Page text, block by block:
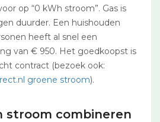
op “0 kWh stroom”. Gas is
duurder. Een huishouden
heeft al snel een
van € 950. Het goedkoopst is
contract (bezoek ook:
groene stroom).
stroom combineren